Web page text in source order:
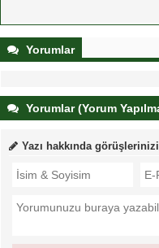
Yorumlar
Yorumlar (Yorum
Yazı hakkında